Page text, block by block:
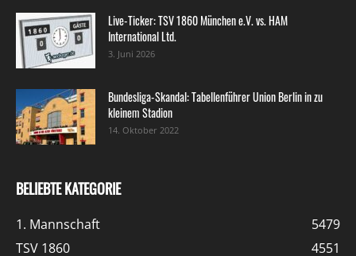
Live-Ticker: TSV 1860 München e.V. vs. HAM
International Ltd.
3. Juni 2026
Bundesliga-Skandal: Tabellenführer Union Berlin in zu
kleinem Stadion
14. Oktober 2022
BELIEBTE KATEGORIE
1. Mannschaft
5479
TSV 1860
4551